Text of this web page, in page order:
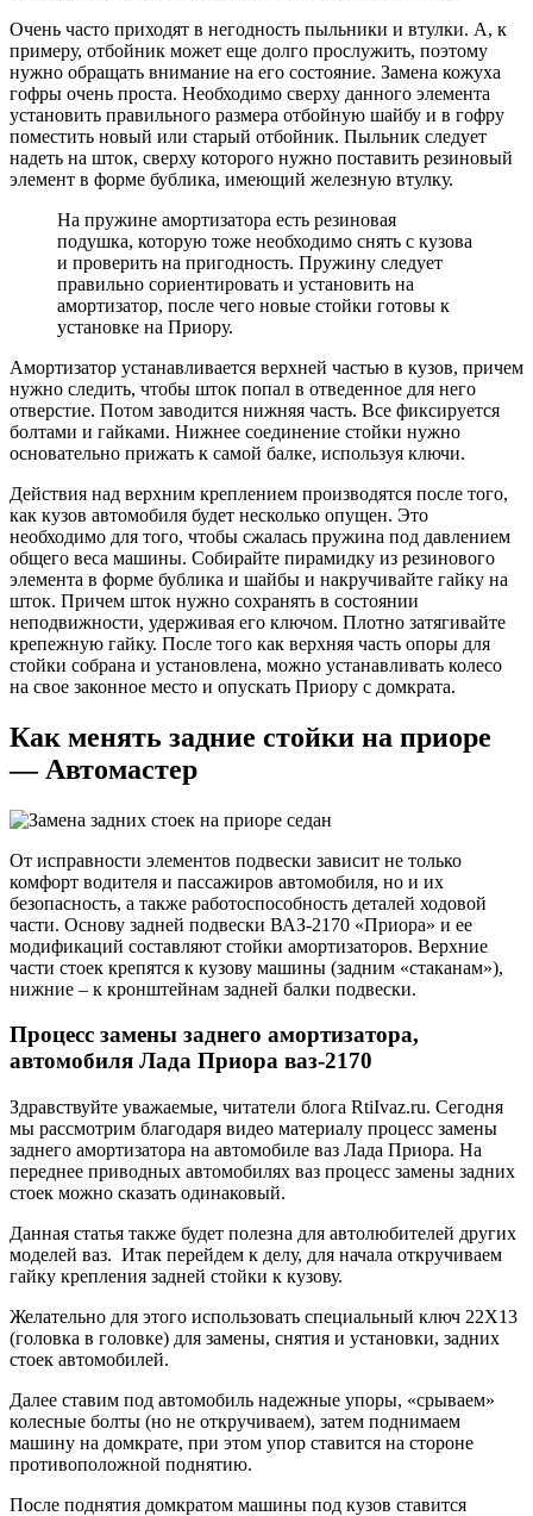
Очень часто приходят в негодность пыльники и втулки. А, к
примеру, отбойник может еще долго прослужить, поэтому
нужно обращать внимание на его состояние. Замена кожуха
гофры очень проста. Необходимо сверху данного элемента
установить правильного размера отбойную шайбу и в гофру
поместить новый или старый отбойник. Пыльник следует
надеть на шток, сверху которого нужно поставить резиновый
элемент в форме бублика, имеющий железную втулку.
На пружине амортизатора есть резиновая
подушка, которую тоже необходимо снять с кузова
и проверить на пригодность. Пружину следует
правильно сориентировать и установить на
амортизатор, после чего новые стойки готовы к
установке на Приору.
Амортизатор устанавливается верхней частью в кузов, причем
нужно следить, чтобы шток попал в отведенное для него
отверстие. Потом заводится нижняя часть. Все фиксируется
болтами и гайками. Нижнее соединение стойки нужно
основательно прижать к самой балке, используя ключи.
Действия над верхним креплением производятся после того,
как кузов автомобиля будет несколько опущен. Это
необходимо для того, чтобы сжалась пружина под давлением
общего веса машины. Собирайте пирамидку из резинового
элемента в форме бублика и шайбы и накручивайте гайку на
шток. Причем шток нужно сохранять в состоянии
неподвижности, удерживая его ключом. Плотно затягивайте
крепежную гайку. После того как верхняя часть опоры для
стойки собрана и установлена, можно устанавливать колесо
на свое законное место и опускать Приору с домкрата.
Как менять задние стойки на приоре
— Автомастер
От исправности элементов подвески зависит не только
комфорт водителя и пассажиров автомобиля, но и их
безопасность, а также работоспособность деталей ходовой
части. Основу задней подвески ВАЗ-2170 «Приора» и ее
модификаций составляют стойки амортизаторов. Верхние
части стоек крепятся к кузову машины (задним «стаканам»),
нижние – к кронштейнам задней балки подвески.
Процесс замены заднего амортизатора,
автомобиля Лада Приора ваз-2170
Здравствуйте уважаемые, читатели блога RtiIvaz.ru. Сегодня
мы рассмотрим благодаря видео материалу процесс замены
заднего амортизатора на автомобиле ваз Лада Приора. На
переднее приводных автомобилях ваз процесс замены задних
стоек можно сказать одинаковый.
Данная статья также будет полезна для автолюбителей других
моделей ваз. Итак перейдем к делу, для начала откручиваем
гайку крепления задней стойки к кузову.
Желательно для этого использовать специальный ключ 22Х13
(головка в головке) для замены, снятия и установки, задних
стоек автомобилей.
Далее ставим под автомобиль надежные упоры, «срываем»
колесные болты (но не откручиваем), затем поднимаем
машину на домкрате, при этом упор ставится на стороне
противоположной поднятию.
После поднятия домкратом машины под кузов ставится